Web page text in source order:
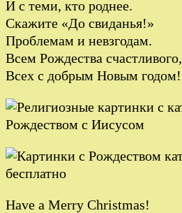
И с теми, кто роднее.
Скажите «До свиданья!»
Проблемам и невзгодам.
Всем Рождества счастливого,
Всех с добрым Новым годом!
Have a Merry Christmas!